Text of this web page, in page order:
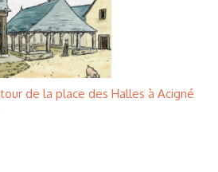
de la place des Halles à Acigné